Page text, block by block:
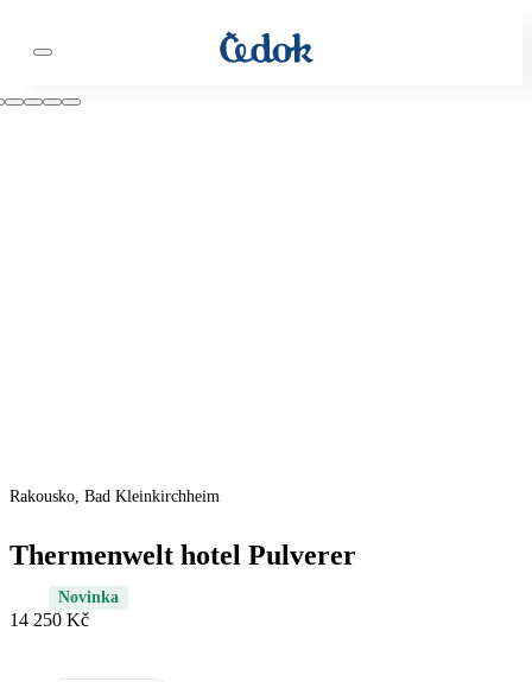
Rakousko, Bad Kleinkirchheim
Thermenwelt hotel Pulverer
Novinka
14 250 Kč